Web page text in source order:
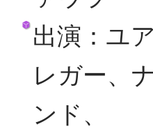
出演：ユ
レガー、
ンド、